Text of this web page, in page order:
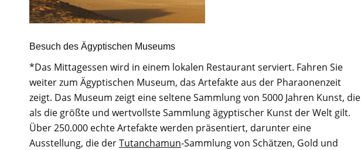
Besuch des Ägyptischen Museums
*Das Mittagessen wird in einem lokalen Restaurant serviert. Fahren Sie
weiter zum Ägyptischen Museum, das Artefakte aus der Pharaonenzeit
zeigt. Das Museum zeigt eine seltene Sammlung von 5000 Jahren Kunst, die
als die größte und wertvollste Sammlung ägyptischer Kunst der Welt gilt.
Über 250.000 echte Artefakte werden präsentiert, darunter eine
Ausstellung, die derTutanchamun-Sammlung von Schätzen, Gold und